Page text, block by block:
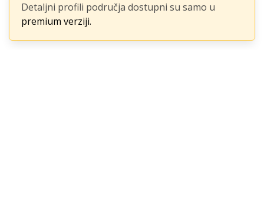
Detaljni profili područja dostupni su samo u
premium verziji.